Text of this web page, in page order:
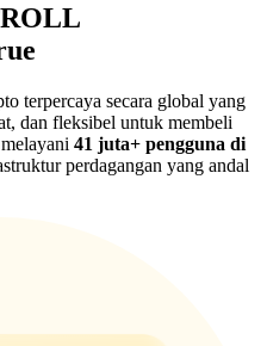
25000 USDT prize pool!
terpercaya secara global yang
dan fleksibel untuk membeli
41 juta+ pengguna di
perdagangan yang andal